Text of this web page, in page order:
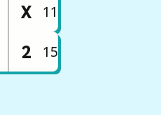
X 11
2 15